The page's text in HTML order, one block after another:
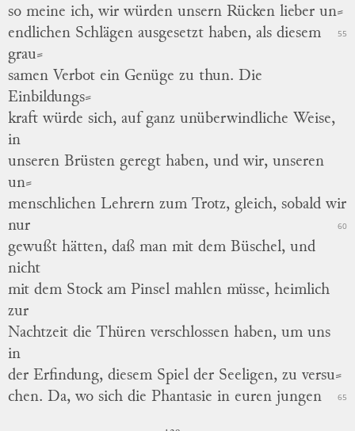
so meine ich, wir würden unsern Rücken lieber un⸗
55
endlichen Schlägen ausgesetzt haben, als diesem
grau⸗
samen Verbot ein Genüge zu thun. Die
Einbildungs⸗
kraft würde sich, auf ganz unüberwindliche Weise,
in
unseren Brüsten geregt haben, und wir, unseren
un⸗
menschlichen Lehrern zum Trotz, gleich, sobald wir
nur
60
gewußt hätten, daß man mit dem Büschel, und
nicht
mit dem Stock am Pinsel mahlen müsse, heimlich
zur
Nachtzeit die Thüren verschlossen haben, um uns
in
der Erfindung, diesem Spiel der Seeligen, zu versu⸗
chen. Da, wo sich die Phantasie in euren jungen 65